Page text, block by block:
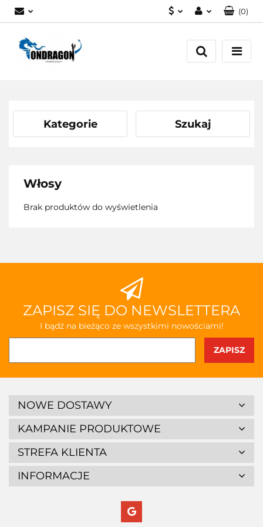
Zaloguj się
Załóż konto
(0)
Kategorie Szukaj
Włosy
Brak produktów do wyświetlenia
ZAPISZ SIĘ DO NEWSLETTERA
I bądź na bieżąco ze wszystkimi nowościami!
NOWE DOSTAWY
KAMPANIE PRODUKTOWE
STREFA KLIENTA
INFORMACJE